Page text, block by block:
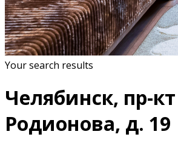
Your search results
Челябинск, пр-кт
Родионова, д. 19